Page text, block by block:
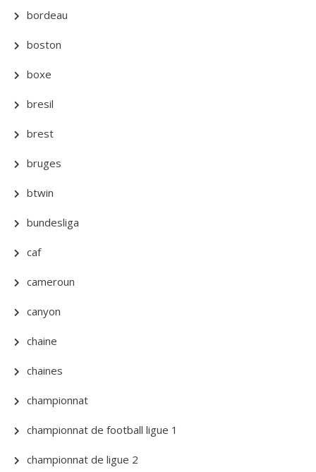
bordeau
boston
boxe
bresil
brest
bruges
btwin
bundesliga
caf
cameroun
canyon
chaine
chaines
championnat
championnat de football ligue 1
championnat de ligue 2